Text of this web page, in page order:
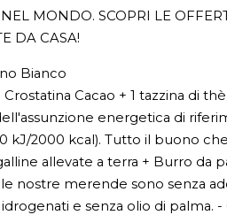
MONDO. SCOPRI LE
DA CASA!
Bianco
Crostatina Cacao + 1 tazzina di
energetica di
kJ/2000 kcal). Tutto il buono
allevate a terra + Burro da
nostre merende sono senza
idrogenati e senza olio di palma.